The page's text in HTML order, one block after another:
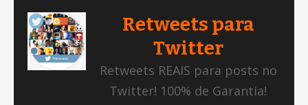
Retweets para
Twitter
Retweets REAIS para posts no
Twitter! 100% de Garantia!